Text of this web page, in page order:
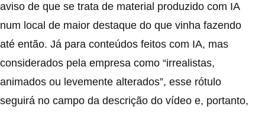
aviso de que se trata de material produzido com IA
num local de maior destaque do que vinha fazendo
até então. Já para conteúdos feitos com IA, mas
considerados pela empresa como “irrealistas,
animados ou levemente alterados”, esse rótulo
seguirá no campo da descrição do vídeo e, portanto,